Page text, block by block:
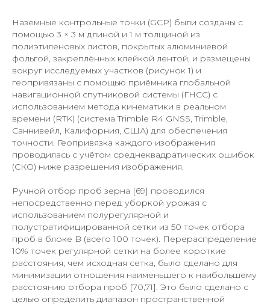
Наземные контрольные точки (GCP) были созданы с
помощью 3 × 3 м длиной и 1 м толщиной из
полиэтиленовых листов, покрытых алюминиевой
фольгой, закреплённых клейкой лентой, и размещены
вокруг исследуемых участков (рисунок 1) и
геопривязаны с помощью приёмника глобальной
навигационной спутниковой системы (ГНСС) с
использованием метода кинематики в реальном
времени (RTK) (система Trimble R4 GNSS, Trimble,
Саннивейл, Калифорния, США) для обеспечения
точности. Геопривязка каждого изображения
проводилась с учётом среднеквадратических ошибок
(СКО) ниже разрешения изображения.
Ручной отбор проб зерна [69] проводился
непосредственно перед уборкой урожая с
использованием полурегулярной и
полустратифицированной сетки из 50 точек отбора
проб в блоке B (всего 100 точек). Перераспределение
10% точек регулярной сетки на более короткие
расстояния, чем исходная сетка, было сделано для
минимизации отношения наименьшего к наибольшему
расстоянию отбора проб [70,71]. Это было сделано с
целью определить диапазон пространственной